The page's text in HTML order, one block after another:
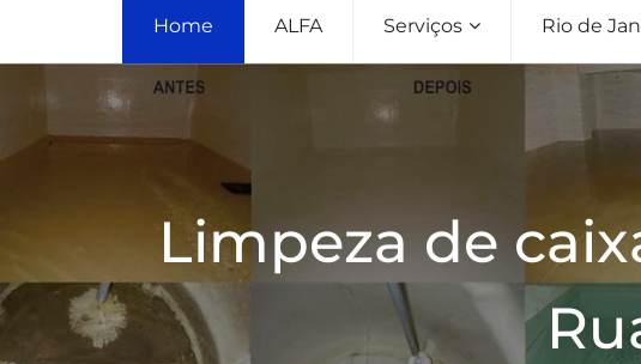
Home ALFA Serviços Rio de
Limpeza de